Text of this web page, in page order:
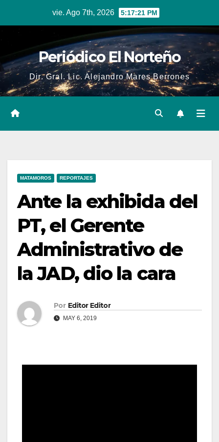
vie. Ago 7th, 2026 5:17:22 PM
Periódico El Norteño
Dir. Gral. Lic. Alejandro Mares Berrones
MATAMOROS REPORTAJES
Ante la exhibida del
PT, el Gerente
Administrativo de
la JAD, dio la cara
Por Editor Editor
MAY 6, 2019